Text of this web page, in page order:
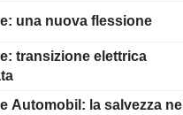
una nuova flessione
transizione elettrica
Automobil: la salvezza nel